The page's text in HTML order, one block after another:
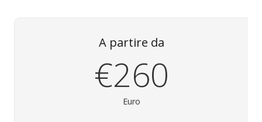
A partire da
€260
Euro